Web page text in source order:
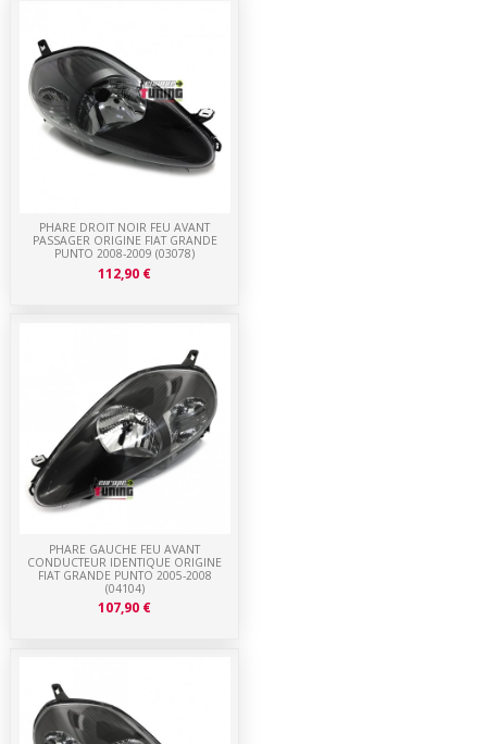
PHARE GAUCHE FEU AVANT
CONDUCTEUR IDENTIQUE ORIGINE
FIAT GRANDE PUNTO 2005-2008
(04104)
107,90 €
PHARE DROIT NOIR FEU AVANT
PASSAGER ORIGINE FIAT GRANDE
PUNTO 2008-2009 (03078)
112,90 €